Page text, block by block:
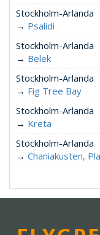
Stockholm-Arlanda
→ Psalidi
Stockholm-Arlanda
→ Belek
Stockholm-Arlanda
→ Fig Tree Bay
Stockholm-Arlanda
→ Kreta
Stockholm-Arlanda
→ Chaniakusten,